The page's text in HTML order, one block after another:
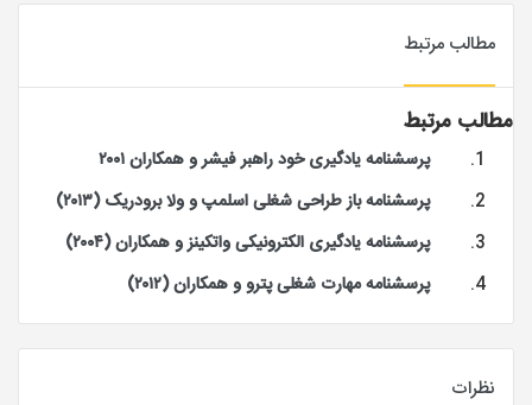
مطالب مرتبط
مطالب مرتبط
پرسشنامه یادگیری خود راهبر فیشر و همکاران ۲۰۰۱
پرسشنامه باز طراحی شغلی اسلمپ و ولا برودریک (۲۰۱۳)
پرسشنامه یادگیری الکترونیکی واتکینز و همکاران (۲۰۰۴)
پرسشنامه مهارت شغلی پترو و همکاران (۲۰۱۲)
نظرات